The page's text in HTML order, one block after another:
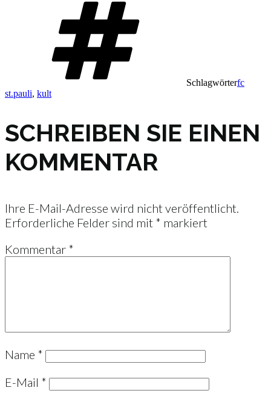
Schlagwörterfc
st.pauli, kult
SCHREIBEN SIE EINEN
KOMMENTAR
Ihre E-Mail-Adresse wird nicht veröffentlicht.
Erforderliche Felder sind mit * markiert
Kommentar *
Name *
E-Mail *